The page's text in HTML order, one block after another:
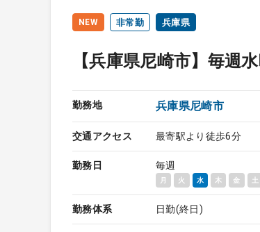
NEW 非常勤 兵庫県
【兵庫県尼崎市】毎週
勤務地 兵庫県尼崎市
交通アクセス 最寄駅より徒歩6分
勤務日 毎週
月 火 水 木 金 土
勤務体系 日勤(終日)